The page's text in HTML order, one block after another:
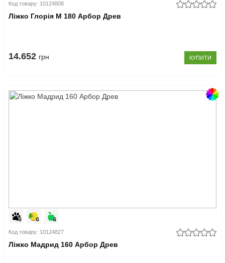
Код товару: 10124808
Ліжко Глорія М 180 Арбор Древ
14.652 грн КУПИТИ
Код товару: 10124827
Ліжко Мадрид 160 Арбор Древ